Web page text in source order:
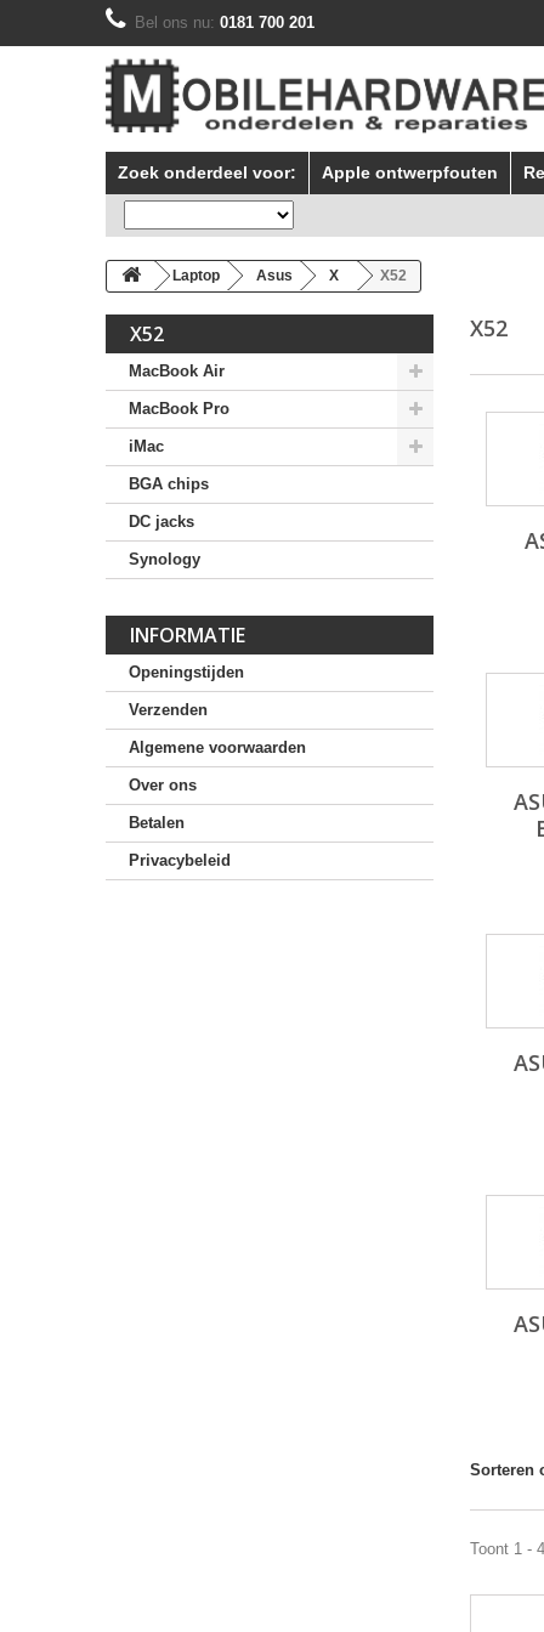
Bel ons nu: 0181 700 201
Zoek onderdeel voor: Apple ontwerpfouten
Laptop Asus X X52
X52
MacBook Air
MacBook Pro
iMac
BGA chips
DC jacks
Synology
INFORMATIE
Openingstijden
Verzenden
Algemene voorwaarden
Over ons
Betalen
Privacybeleid
X52
Sorteren
Toont 1 -